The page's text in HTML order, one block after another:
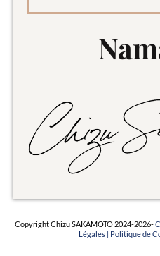
Copyright Chizu SAKAMOTO 2024-2026-
Légales | Politique de